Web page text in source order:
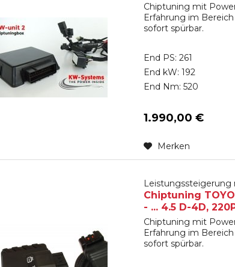
Chiptuning mit
Erfahrung im
sofort spürbar.
End PS: 261
End kW: 192
End Nm: 520
1.990,00 €
Merken
Leistungssteigerung
Chiptuning
- ... 4.5 D-4D,
Chiptuning mit
Erfahrung im
sofort spürbar.